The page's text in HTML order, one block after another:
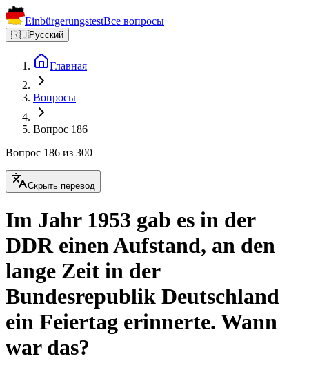
EinbürgerungstestВсе вопросы
🇷🇺Русский
Главная
Вопросы
Вопрос 186
Вопрос 186 из 300
Скрыть перевод
Im Jahr 1953 gab es in der
DDR einen Aufstand, an den
lange Zeit in der
Bundesrepublik Deutschland
ein Feiertag erinnerte. Wann
war das?